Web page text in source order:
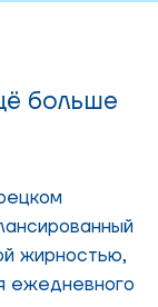
больше
жирностью,
ежедневного